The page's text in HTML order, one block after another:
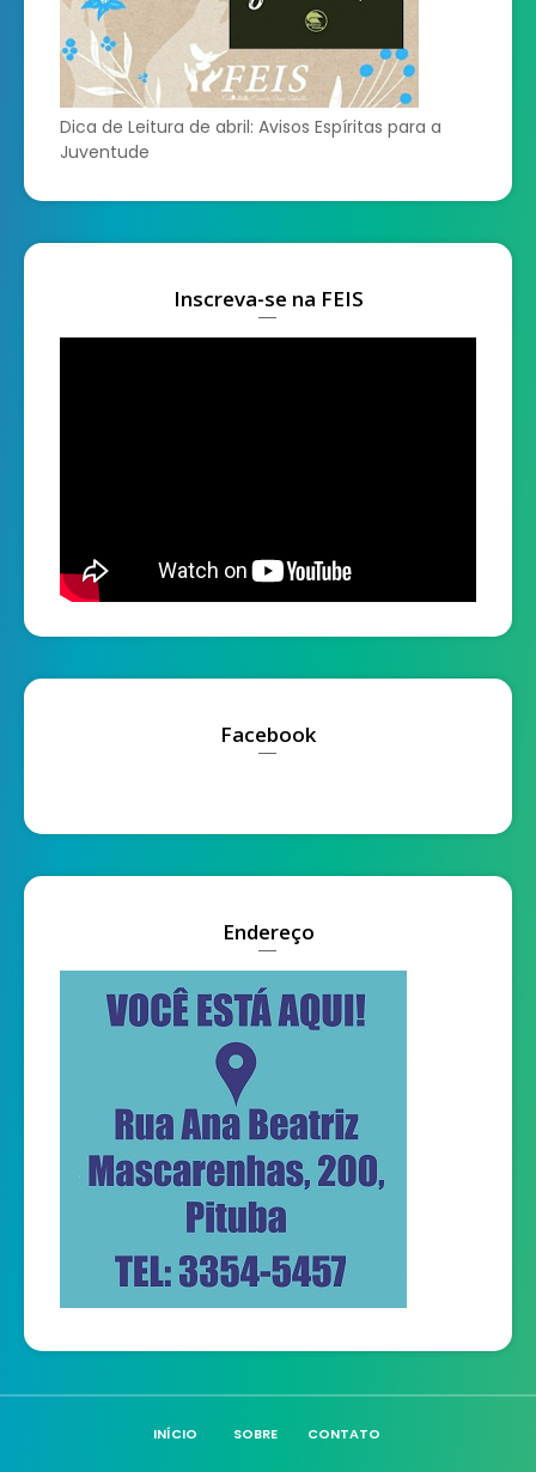
Dica de Leitura de abril: Avisos Espíritas para a
Juventude
Inscreva-se na FEIS
Facebook
Endereço
INÍCIO SOBRE CONTATO